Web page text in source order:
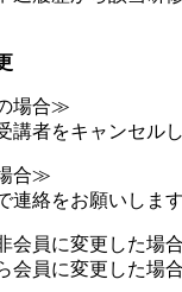
場合≫
講者をキャンセル
合≫
連絡をお願いします
会員に変更した場
会員に変更した場